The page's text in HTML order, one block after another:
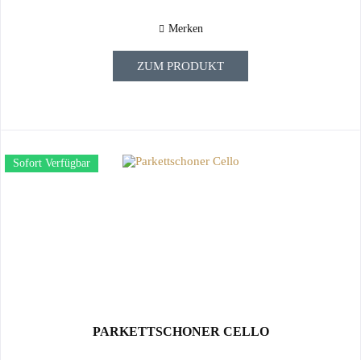
Merken
ZUM PRODUKT
Sofort Verfügbar
PARKETTSCHONER CELLO